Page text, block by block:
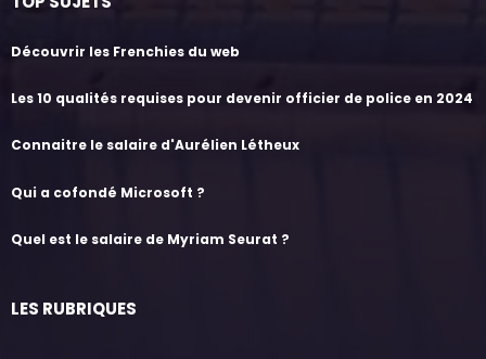
Découvrir les Frenchies du web
Les 10 qualités requises pour devenir officier de police en 2024
Connaitre le salaire d'Aurélien Létheux
Qui a cofondé Microsoft ?
Quel est le salaire de Myriam Seurat ?
LES RUBRIQUES